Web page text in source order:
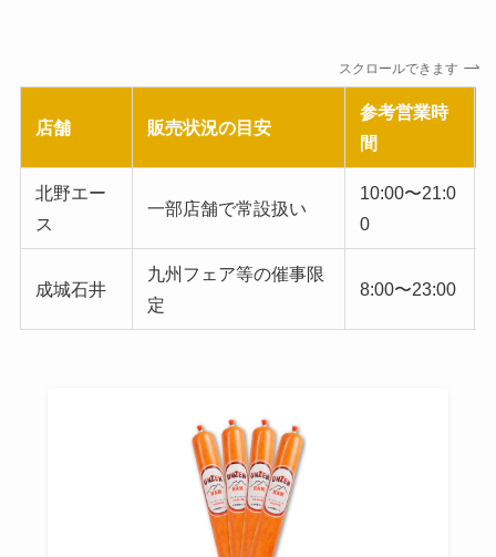
スクロールできます
店舗 販売状況の目安
参考営業時
間
北野エー
ス
一部店舗で常設扱い
10:00〜21:0
0
成城石井
九州フェア等の催事限
定
8:00〜23:00